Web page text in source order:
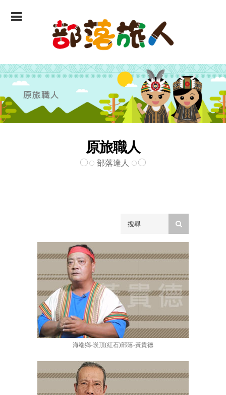
原旅職人
部落達人
海端鄉-崁頂(紅石)部落-黃貴德